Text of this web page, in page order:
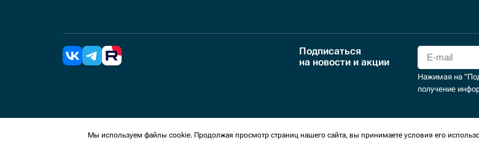
Подписаться
на новости и акции
Нажимая на
получение
2026 Все права защищены. Мы используем cookies для сбора обезличенных персональных данных.
Мы используем файлы cookie. Продолжая просмотр страниц нашего сайта, вы принимаете условия его